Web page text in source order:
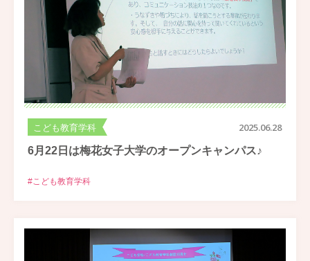
こども教育学科 2025.06.28
6月22日は梅花女子大学のオープンキャンパス♪
#こども教育学科